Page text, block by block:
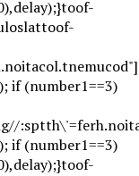
toof-
toof-
if (number1==3)
if (number1==3)
toof-